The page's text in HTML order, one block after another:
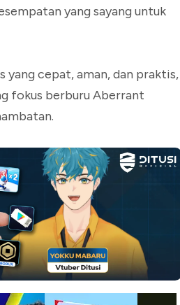
yang sayang untuk
yang cepat, aman, dan praktis,
fokus berburu Aberrant